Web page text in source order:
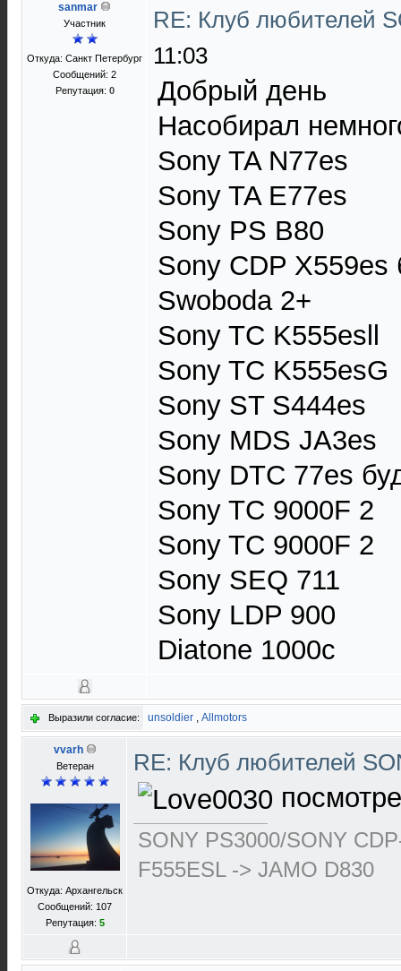
sanmar
Участник
Откуда: Санкт Петербург
Сообщений: 2
Репутация: 0
RE: Клуб любителей
11:03
Добрый день
Насобирал
Sony TA N77es
Sony TA E77es
Sony PS B80
Sony CDP X559es
Swoboda 2+
Sony TC K555esll
Sony TC K555esG
Sony ST S444es
Sony MDS JA3es
Sony DTC 77es
Sony TC 9000F 2
Sony TC 9000F 2
Sony SEQ 711
Sony LDP 900
Diatone 1000c
Выразили согласие: unsoldier , Allmotors
vvarh
Ветеран
Откуда: Архангельск
Сообщений: 107
Репутация: 5
RE: Клуб любителей
SONY PS3000/SONY
F555ESL -> JAMO D830